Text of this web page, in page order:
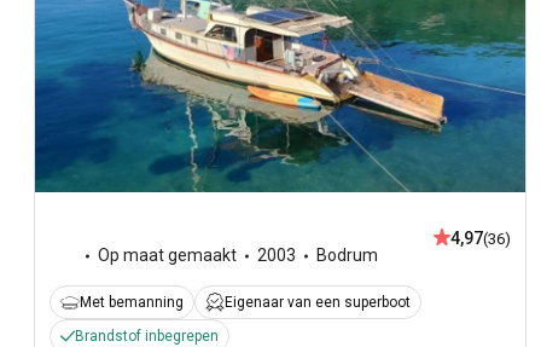
Op maat gemaakt 2003 Bodrum
4,97(36)
Met bemanning
Eigenaar van een superboot
Brandstof inbegrepen